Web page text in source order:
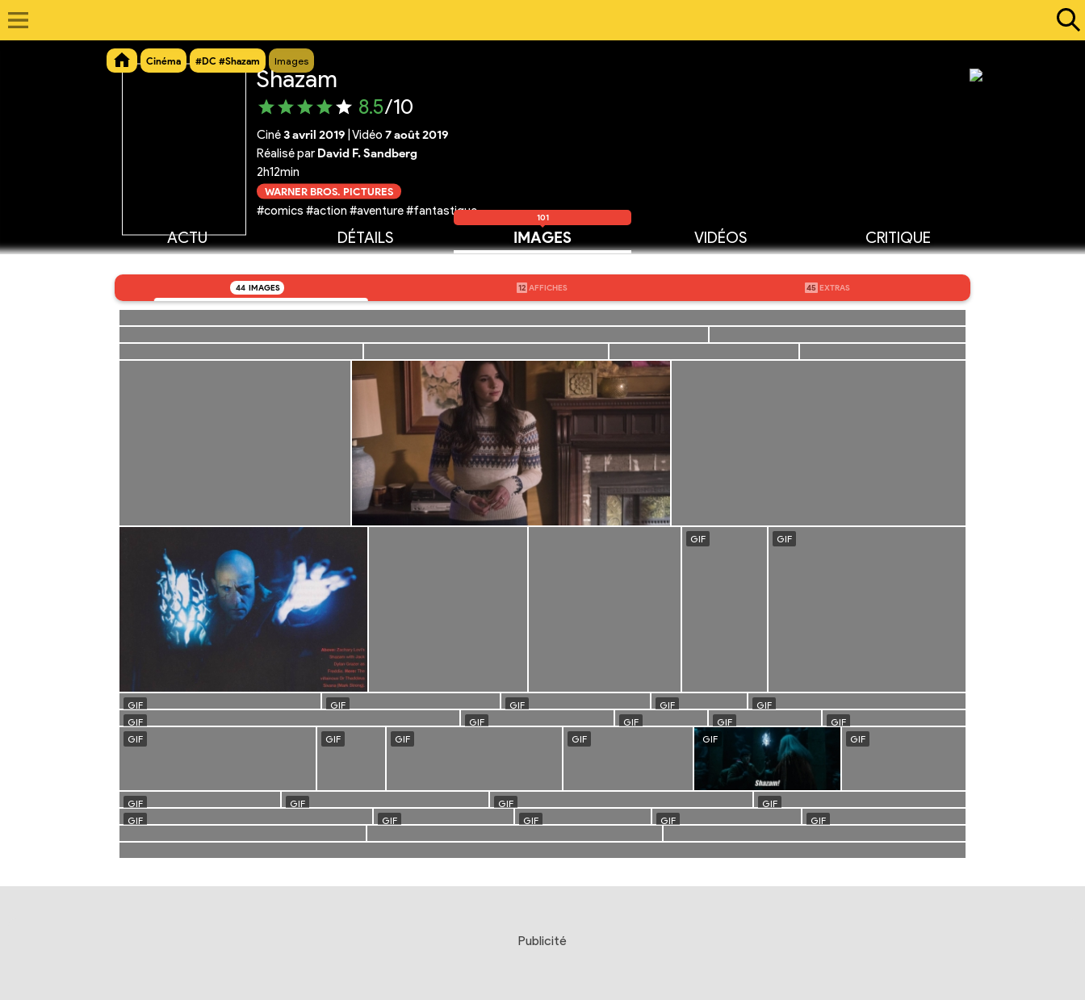
Cinéma #DC #Shazam Images
Shazam
8.5/10
Ciné3 avril 2019 Vidéo 7 août 2019
Réalisé par David F. Sandberg
2h12min
WARNER BROS. PICTURES
#comics #action #aventure #fantastique
ACTU DÉTAILS IMAGES
101
VIDÉOS CRITIQUE
44 IMAGES 12 AFFICHES 45 EXTRAS
Publicité